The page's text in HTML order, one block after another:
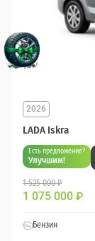
LADA Iskra
2026
Есть предложение?
Улучшим!
1 525 000 ₽
1 075 000 ₽
Бензин